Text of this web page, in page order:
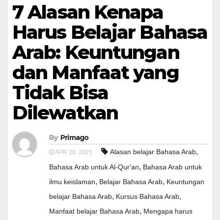
7 Alasan Kenapa
Harus Belajar Bahasa
Arab: Keuntungan
dan Manfaat yang
Tidak Bisa
Dilewatkan
By Primago
APR 28, 2025 Alasan belajar Bahasa Arab,
Bahasa Arab untuk Al-Qur'an, Bahasa Arab untuk
ilmu keislaman, Belajar Bahasa Arab, Keuntungan
belajar Bahasa Arab, Kursus Bahasa Arab,
Manfaat belajar Bahasa Arab, Mengapa harus